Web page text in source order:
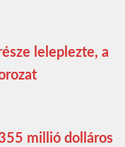
leleplezte, a
millió dolláros